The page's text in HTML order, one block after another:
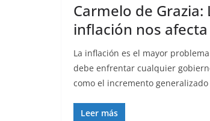
Carmelo de Grazia:
inflación nos
La inflación es el mayor
debe enfrentar cualquier
como el incremento
Leer más